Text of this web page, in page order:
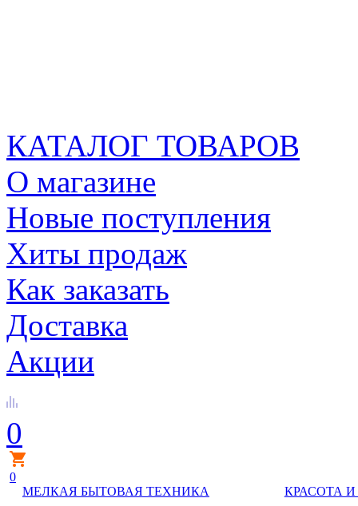
КАТАЛОГ ТОВАРОВ
О магазине
Новые поступления
Хиты продаж
Как заказать
Доставка
Акции
0
0
МЕЛКАЯ БЫТОВАЯ ТЕХНИКА
КРАСОТА И